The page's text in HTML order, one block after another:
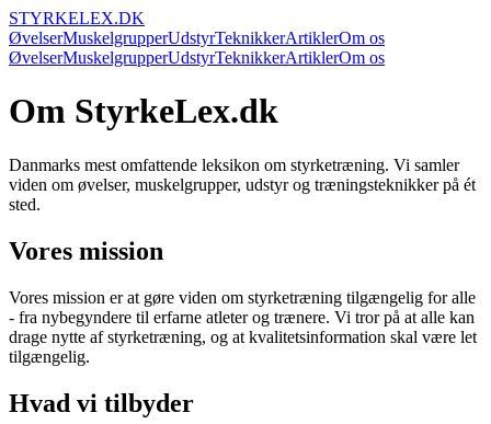
STYRKELEX.DK
ØvelserMuskelgrupperUdstyrTeknikkerArtiklerOm os
ØvelserMuskelgrupperUdstyrTeknikkerArtiklerOm os
Om StyrkeLex.dk
Danmarks mest omfattende leksikon om styrketræning. Vi samler
viden om øvelser, muskelgrupper, udstyr og træningsteknikker på ét
sted.
Vores mission
Vores mission er at gøre viden om styrketræning tilgængelig for alle
- fra nybegyndere til erfarne atleter og trænere. Vi tror på at alle kan
drage nytte af styrketræning, og at kvalitetsinformation skal være let
tilgængelig.
Hvad vi tilbyder